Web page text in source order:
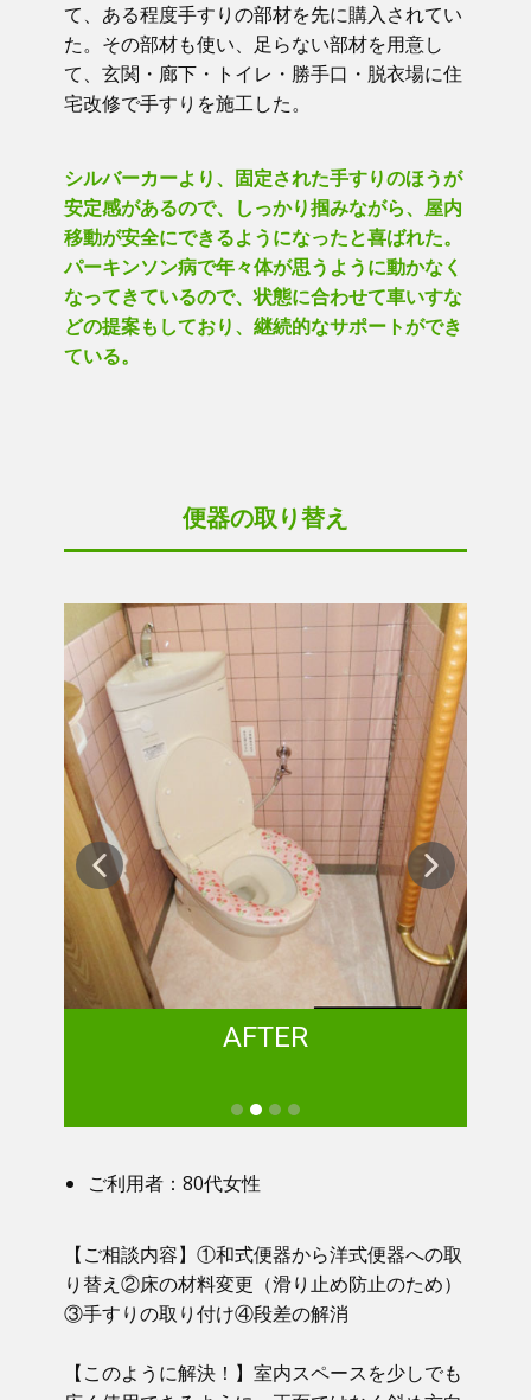
て、ある程度手すりの部材を先に購入されてい
た。その部材も使い、足らない部材を用意し
て、玄関・廊下・トイレ・勝手口・脱衣場に住
宅改修で手すりを施工した。
シルバーカーより、固定された手すりのほうが
安定感があるので、しっかり掴みながら、屋内
移動が安全にできるようになったと喜ばれた。
パーキンソン病で年々体が思うように動かなく
なってきているので、状態に合わせて車いすな
どの提案もしており、継続的なサポートができ
ている。
便器の取り替え
AFTER
ご利用者：80代女性
【ご相談内容】①​ 和式便器から洋式便器への取
り替え②床の材料変更（滑り止め防止のため）
③手すりの取り付け④段差の解消
【このように解決！】​​ 室内スペースを少しでも